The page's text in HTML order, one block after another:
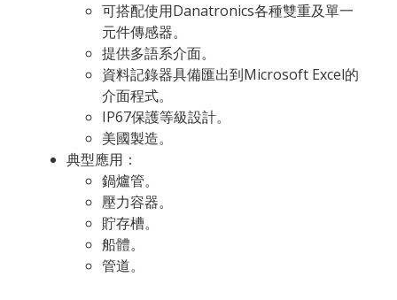
可搭配使用Danatronics各種雙重及單一
元件傳感器。
提供多語系介面。
資料記錄器具備匯出到Microsoft Excel的
介面程式。
IP67保護等級設計。
美國製造。
典型應用：
鍋爐管。
壓力容器。
貯存槽。
船體。
管道。